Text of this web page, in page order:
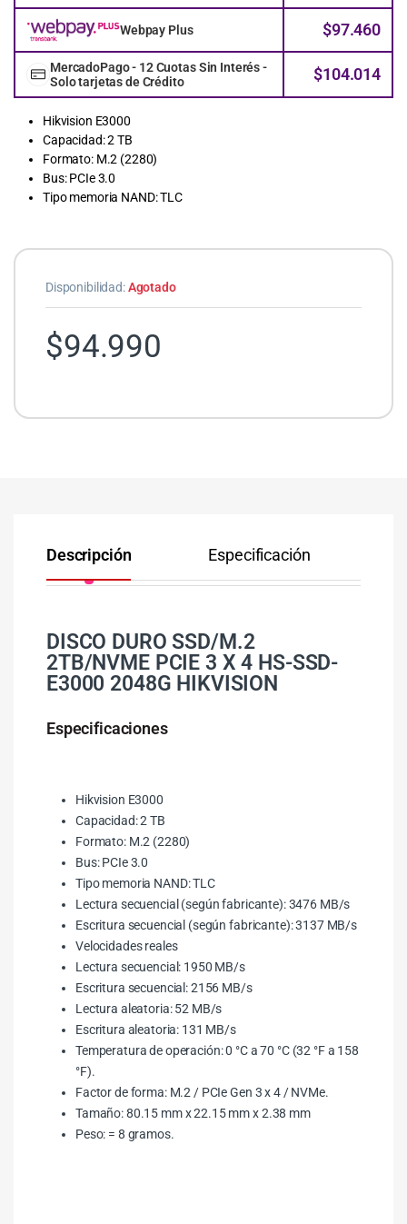
Webpay Plus $97.460
MercadoPago - 12 Cuotas Sin Interés -
Solo tarjetas de Crédito
$104.014
Hikvision E3000
Capacidad: 2 TB
Formato: M.2 (2280)
Bus: PCIe 3.0
Tipo memoria NAND: TLC
Disponibilidad:Agotado
$94.990
Descripción Especificación
DISCO DURO SSD/M.2
2TB/NVME PCIE 3 X 4 HS-SSD-
E3000 2048G HIKVISION
Especificaciones
Hikvision E3000
Capacidad: 2 TB
Formato: M.2 (2280)
Bus: PCIe 3.0
Tipo memoria NAND: TLC
Lectura secuencial (según fabricante): 3476 MB/s
Escritura secuencial (según fabricante): 3137 MB/s
Velocidades reales
Lectura secuencial: 1950 MB/s
Escritura secuencial: 2156 MB/s
Lectura aleatoria: 52 MB/s
Escritura aleatoria: 131 MB/s
Temperatura de operación: 0 °C a 70 °C (32 °F a 158
°F).
Factor de forma: M.2 / PCIe Gen 3 x 4 / NVMe.
Tamaño: 80.15 mm x 22.15 mm x 2.38 mm
Peso: = 8 gramos.